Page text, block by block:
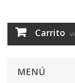
Carrito
MENÚ